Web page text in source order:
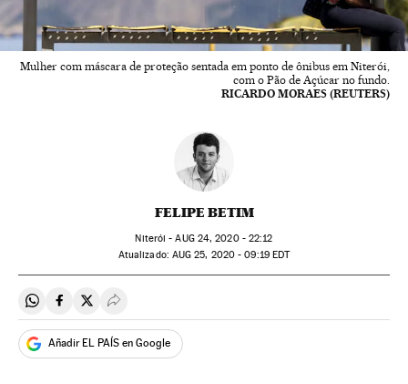
Mulher com máscara de proteção sentada em ponto de ônibus em Niterói,
com o Pão de Açúcar no fundo.
RICARDO MORAES (REUTERS)
FELIPE BETIM
Niterói -AUG24, 2020 - 22:12
atualizado: AUG 25, 2020 - 09:19EDT
Compartir en Whatsapp
Compartir en Facebook
Compartir en Twitter
Desplegar Redes Sociales
Añadir EL PAÍS en Google